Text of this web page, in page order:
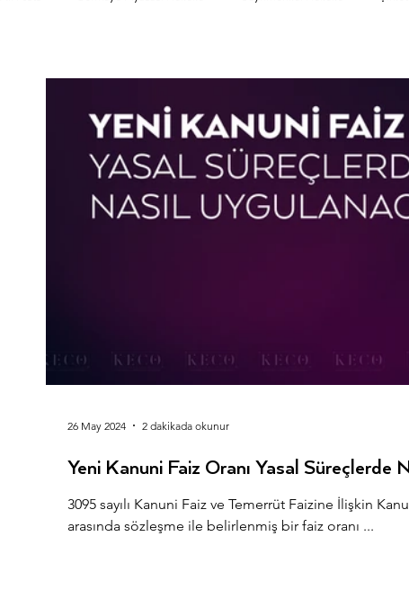
Yeni Kanuni Faiz Oranı Yasal Süreçlerde
3095 sayılı Kanuni Faiz ve Temerrüt Faizine İlişkin
arasında sözleşme ile belirlenmiş bir faiz oranı ...
26 May 2024 2 dakikada okunur